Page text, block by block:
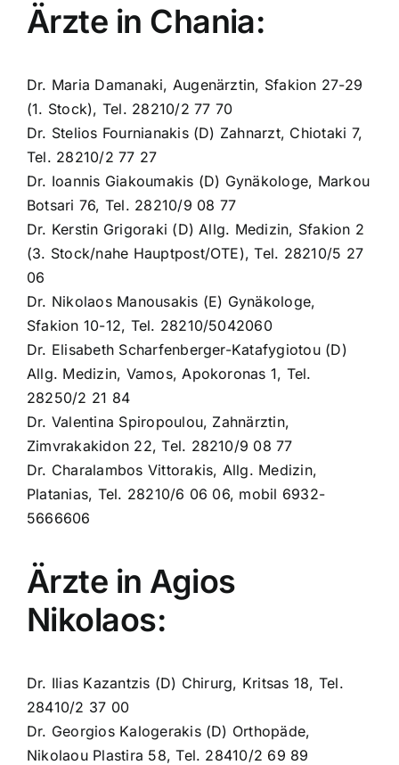
Ärzte in Chania:
Dr. Maria Damanaki, Augenärztin, Sfakion 27-29
(1. Stock), Tel. 28210/2 77 70
Dr. Stelios Fournianakis (D) Zahnarzt, Chiotaki 7,
Tel. 28210/2 77 27
Dr. Ioannis Giakoumakis (D) Gynäkologe, Markou
Botsari 76, Tel. 28210/9 08 77
Dr. Kerstin Grigoraki (D) Allg. Medizin, Sfakion 2
(3. Stock/nahe Hauptpost/OTE), Tel. 28210/5 27
06
Dr. Nikolaos Manousakis (E) Gynäkologe,
Sfakion 10-12, Tel. 28210/5042060
Dr. Elisabeth Scharfenberger-Katafygiotou (D)
Allg. Medizin, Vamos, Apokoronas 1, Tel.
28250/2 21 84
Dr. Valentina Spiropoulou, Zahnärztin,
Zimvrakakidon 22, Tel. 28210/9 08 77
Dr. Charalambos Vittorakis, Allg. Medizin,
Platanias, Tel. 28210/6 06 06, mobil 6932-
5666606
Ärzte in Agios
Nikolaos:
Dr. Ilias Kazantzis (D) Chirurg, Kritsas 18, Tel.
28410/2 37 00
Dr. Georgios Kalogerakis (D) Orthopäde,
Nikolaou Plastira 58, Tel. 28410/2 69 89